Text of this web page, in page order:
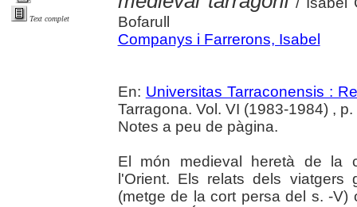
Text complet
Bofarull
Companys i Farrerons, Isabel
En: Universitas Tarraconensis :
Tarragona. Vol. VI (1983-1984) , p.
Notes a peu de pàgina.
El món medieval heretà de la
l'Orient. Els relats dels viatgers
(metge de la cort persa del s. -